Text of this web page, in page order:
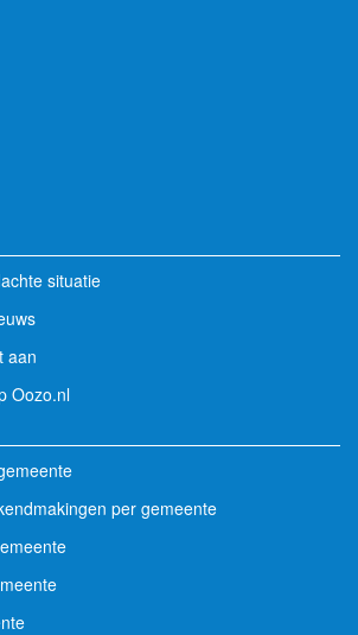
situatie
aan
Oozo.nl
per gemeente